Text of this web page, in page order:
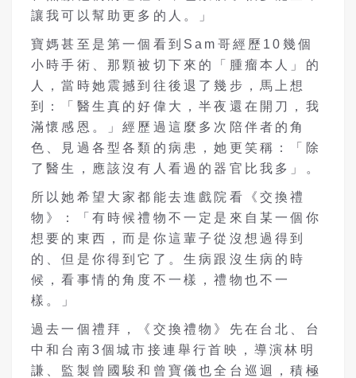
讓我可以幫助更多的人。」
寶媽甚至是第一個看到 Sam 哥經歷 10 幾個
小時手術、那顆被切下來的「腫瘤本人」的
人，當時她震撼到往後退了幾步，馬上想
到：「醫生真的好偉大，半夜還在開刀，我
滿懷感恩。」經歷過這麼多次陪伴者的角
色、見過各型各類 的病患，她更笑稱：「除
了醫生，應該沒有人看過的器官比我多」。
所以她希望大家都能去進戲院看《交換禮
物》：「有時候禮物不一定是來自某一個你
想要的東西，而是你這輩子從沒想過得到
的、但是你得到它了。生病跟沒生病的時
候，看事情的角度不一樣，禮物也不一
樣。」
過去一個禮拜，《交換禮物》先在台北、台
中和台南3個城市接連舉行首映，導演林明
謙、監製曾國駿和曾寶儀也全台巡迴，積極